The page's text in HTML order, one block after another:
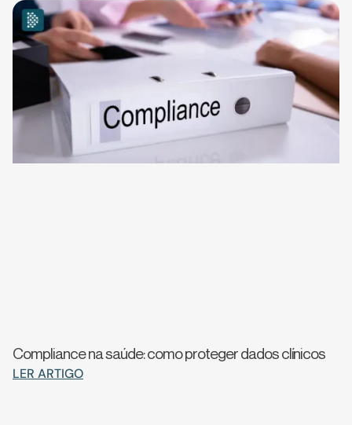
Compliance na saúde: como proteger dados clínicos
LER ARTIGO